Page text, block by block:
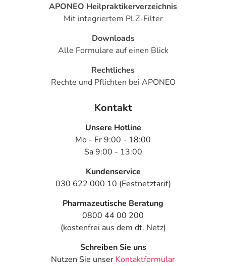
dem Frühstück als besonders verträglich erwiesen
Fructose,GalactoseundLactose
17 g verdauliche Kohlenhydrate enthalten sind, das
entspricht max. 1,4 BE.
wenn Sie überempfindlich (allergisch) gegen Lactulose
oder einen der sonstigen Bestandteile von Lactulose
STADA® sind und wenn Sie Beschwerden wie
Bauchschmerzen, Erbrechen und Fieber
Darmverschluss (Ileus) oder Entzündungen im Magen-
Darm-Bereich sein. Bei solchen Beschwerden sollte
Bitte verwenden Sie dieses Arzneimittel nicht mehr nach
dem auf der Packung oder der Umverpackung
angegebenen Verfallsdatum. Das Verfallsdatum bezieht
sich auf den letzten Tag des angegebenen Monats.
APONEO Heilpraktikerverzeichnis
Mit integriertem PLZ-Filter
Downloads
Alle Formulare auf einen Blick
Rechtliches
Rechte und Pflichten bei APONEO
Kontakt
Unsere Hotline
Mo - Fr 9:00 - 18:00
Sa 9:00 - 13:00
Kundenservice
030 622 000 10 (Festnetztarif)
Pharmazeutische Beratung
0800 44 00 200
(kostenfrei aus dem dt. Netz)
Schreiben Sie uns
Nutzen Sie unser Kontaktformular